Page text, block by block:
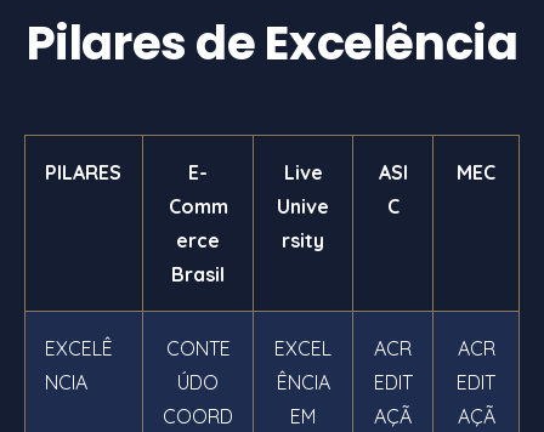
Pilares de Excelência
PILARES
E-
Comm
erce
Brasil
Live
Unive
rsity
ASI
C
MEC
EXCELÊ
NCIA
CONTE
ÚDO
COORD
EXCEL
ÊNCIA
EM
ACR
EDIT
AÇÃ
ACR
EDIT
AÇÃ